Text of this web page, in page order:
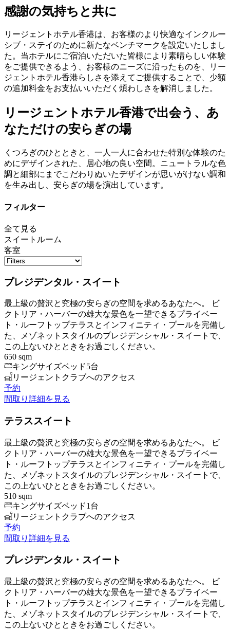
感謝の気持ちと共に
リージェントホテル香港は、お客様のより快適なインクルー
シブ・ステイのために新たなベンチマークを設定いたしまし
た。当ホテルにご宿泊いただいた皆様により素晴らしい体験
をご提供できるよう、お客様のニーズに沿ったものを、リー
ジェントホテル香港らしさを添えてご提供することで、少額
の追加料金をお支払いいただく煩わしさを解消しました。
リージェントホテル香港で出会う、あ
なただけの安らぎの場
くつろぎのひとときと、一人一人に合わせた特別な体験のた
めにデザインされた、居心地の良い空間。ニュートラルな色
調と細部にまでこだわりぬいたデザインが思いがけない調和
を生み出し、安らぎの場を演出しています。
フィルター
全て見る
スイートルーム
客室
プレジデンタル・スイート
最上級の贅沢と究極の安らぎの空間を求めるあなたへ。 ビ
クトリア・ハーバーの雄大な景色を一望できるプライベー
ト・ルーフトップテラスとインフィニティ・プールを完備し
た、メゾネットスタイルのプレジデンシャル・スイートで、
この上ないひとときをお過ごしください。
650 sqm
キングサイズベッド5台
リージェントクラブへのアクセス
予約
間取り 詳細を見る
テラススイート
最上級の贅沢と究極の安らぎの空間を求めるあなたへ。 ビ
クトリア・ハーバーの雄大な景色を一望できるプライベー
ト・ルーフトップテラスとインフィニティ・プールを完備し
た、メゾネットスタイルのプレジデンシャル・スイートで、
この上ないひとときをお過ごしください。
510 sqm
キングサイズベッド1台
リージェントクラブへのアクセス
予約
間取り 詳細を見る
プレジデンタル・スイート
最上級の贅沢と究極の安らぎの空間を求めるあなたへ。 ビ
クトリア・ハーバーの雄大な景色を一望できるプライベー
ト・ルーフトップテラスとインフィニティ・プールを完備し
た、メゾネットスタイルのプレジデンシャル・スイートで、
この上ないひとときをお過ごしください。